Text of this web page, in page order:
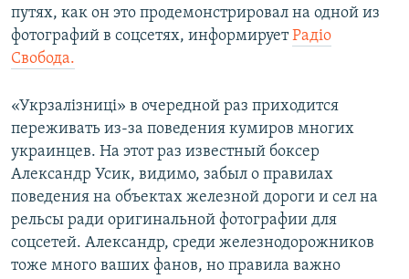
путях, как он это продемонстрировал на одной из
фотографий в соцсетях, информируетРадіо
Свобода.
«Укрзалізниці» в очередной раз приходится
переживать из-за поведения кумиров многих
украинцев. На этот раз известный боксер
Александр Усик, видимо, забыл о правилах
поведения на объектах железной дороги и сел на
рельсы ради оригинальной фотографии для
соцсетей. Александр, среди железнодорожников
тоже много ваших фанов, но правила важно